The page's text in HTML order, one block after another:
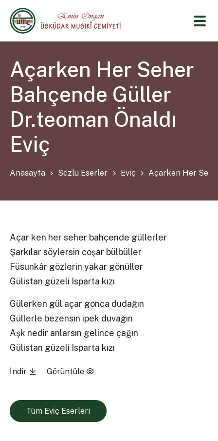
Açarken Her Seher
Bahçende Güller
Dr.teoman Önaldı
Eviç
Anasayfa Sözlü Eserler Evi̇ç Açarken Her
Açar ken her seher bahçende güllerler
Şarkılar söylersin coşar bülbüller
Füsunkâr gözlerin yakar gönüller
Gülistan güzeli Isparta kızı
Gülerken gül açar gonca dudağın
Güllerle bezensin ipek duvağın
Aşk nedir anlarsın gelince çağın
Gülistan güzeli Isparta kızı
İndir Görüntüle
Tüm Evi̇ç Eserleri